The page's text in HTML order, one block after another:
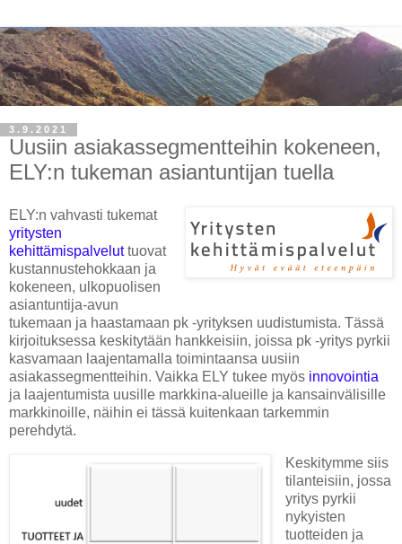
3.9.2021
Uusiin asiakassegmentteihin kokeneen,
ELY:n tukeman asiantuntijan tuella
ELY:n vahvasti tukemat
yritysten
kehittämispalvelut tuovat
kustannustehokkaan ja
kokeneen, ulkopuolisen
asiantuntija-avun
tukemaan ja haastamaan pk -yrityksen uudistumista. Tässä
kirjoituksessa keskitytään hankkeisiin, joissa pk -yritys pyrkii
kasvamaan laajentamalla toimintaansa uusiin
asiakassegmentteihin. Vaikka ELY tukee myös innovointia
ja laajentumista uusille markkina-alueille ja kansainvälisille
markkinoille, näihin ei tässä kuitenkaan tarkemmin
perehdytä.
Keskitymme siis
tilanteisiin, jossa
yritys pyrkii
nykyisten
tuotteiden ja